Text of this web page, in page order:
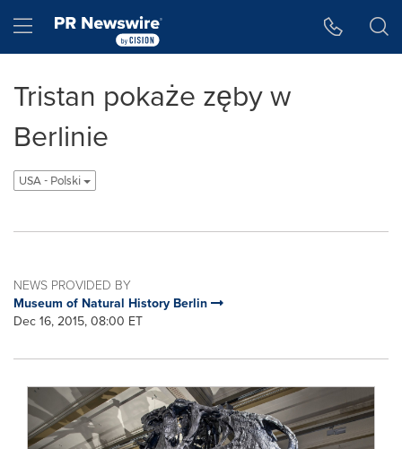
Hamburger menu
Tristan pokaże zęby w
Berlinie
USA - Polski
NEWS PROVIDED BY
Museum of Natural History Berlin
Dec 16, 2015, 08:00 ET